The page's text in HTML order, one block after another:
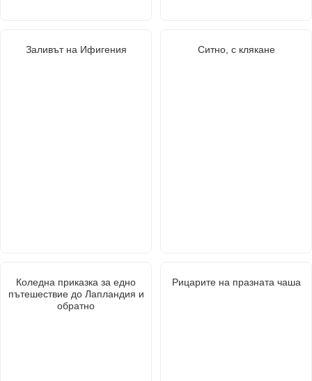
Заливът на Ифигения Ситно, с клякане
Коледна приказка за едно
пътешествие до Лапландия и
обратно
Рицарите на празната чаша